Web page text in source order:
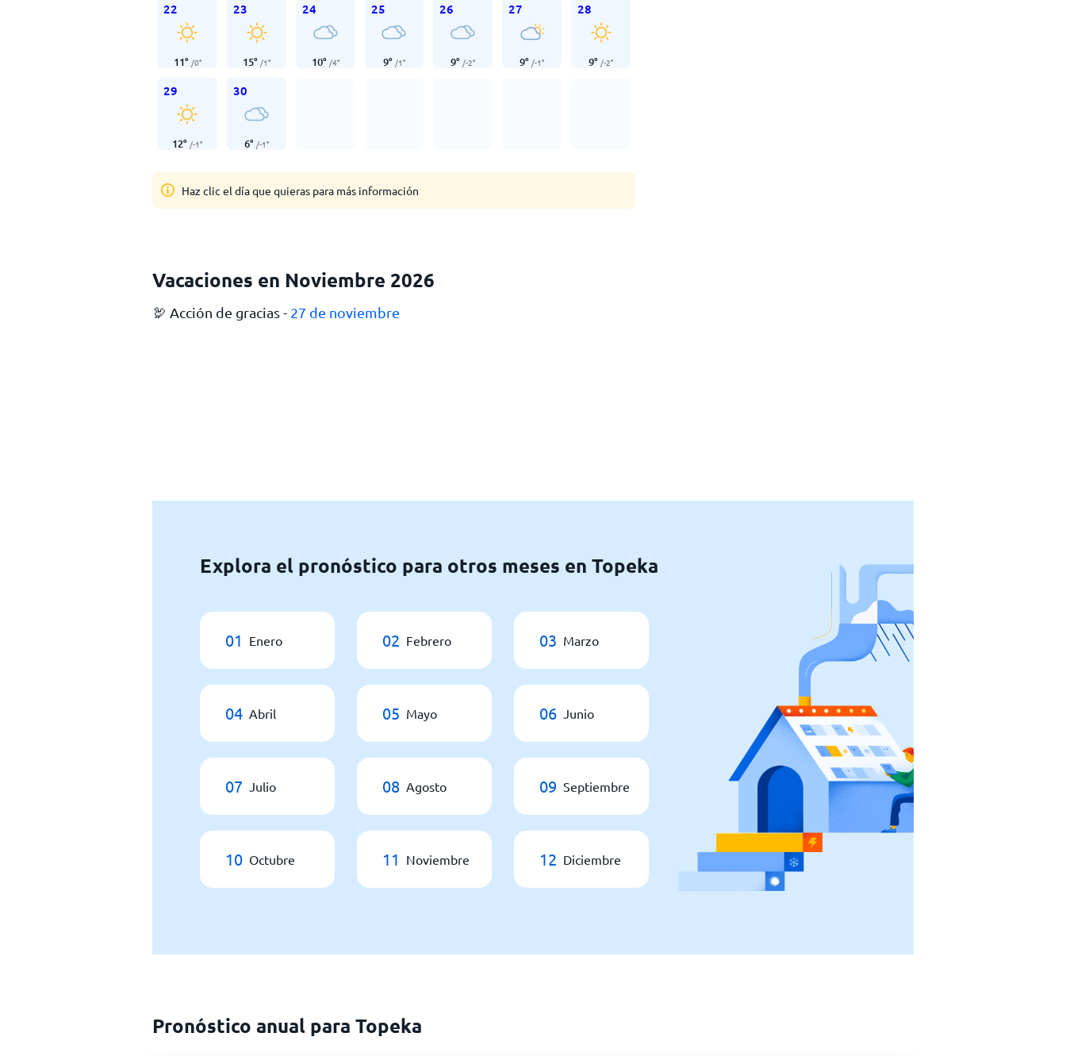
22
11° /0°
23
15° /1°
24
10° /4°
25
9° /1°
26
9° /-2°
27
9° /-1°
28
9° /-2°
29
12° /-1°
30
6° /-1°
Haz clic el día que quieras para más información
Vacaciones en Noviembre 2026
🦃 Acción de gracias - 27 de noviembre
Explora el pronóstico para otros meses en Topeka
01 Enero 02 Febrero 03 Marzo
04 Abril 05 Mayo 06 Junio
07 Julio 08 Agosto 09 Septiembre
10 Octubre 11 Noviembre 12 Diciembre
Pronóstico anual para Topeka